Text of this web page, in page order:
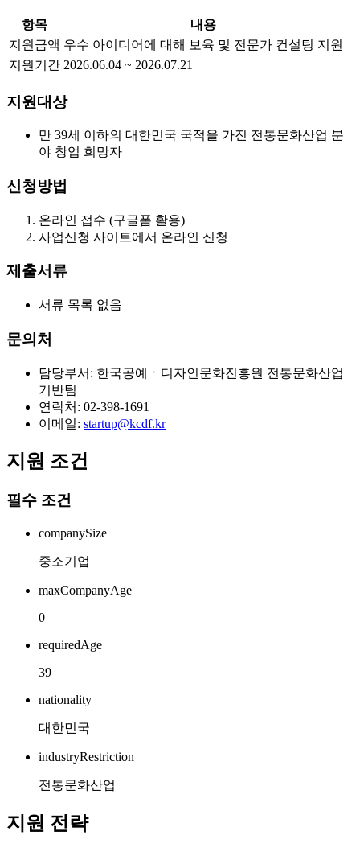
항목
내용
지원금액 우수 아이디어에 대해 보육 및 전문가 컨설팅 지원
지원기간 2026.06.04 ~ 2026.07.21
지원대상
만 39세 이하의 대한민국 국적을 가진 전통문화산업 분
야 창업 희망자
신청방법
온라인 접수 (구글폼 활용)
사업신청 사이트에서 온라인 신청
제출서류
서류 목록 없음
문의처
담당부서: 한국공예ㆍ디자인문화진흥원 전통문화산업
기반팀
연락처: 02-398-1691
이메일: startup@kcdf.kr
지원 조건
필수 조건
companySize
중소기업
maxCompanyAge
0
requiredAge
39
nationality
대한민국
industryRestriction
전통문화산업
지원 전략